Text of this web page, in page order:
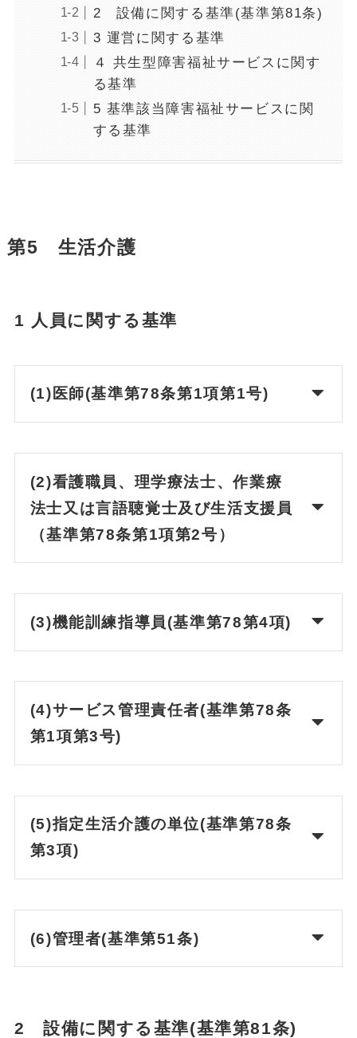
2 設備に関する基準(基準第81条)
3 運営に関する基準
４ 共生型障害福祉サービスに関す
る基準
5 基準該当障害福祉サービスに関
する基準
第5 生活介護
1 人員に関する基準
(1)医師(基準第78条第1項第1号)
(2)看護職員、理学療法士、作業療
法士又は言語聴覚士及び生活支援員
（基準第78条第1項第2号）
(3)機能訓練指導員(基準第78第4項)
(4)サービス管理責任者(基準第78条
第1項第3号)
(5)指定生活介護の単位(基準第78条
第3項)
(6)管理者(基準第51条)
2 設備に関する基準(基準第81条)